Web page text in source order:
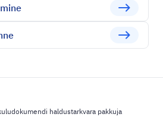
east
east
haldustarkvara pakkuja